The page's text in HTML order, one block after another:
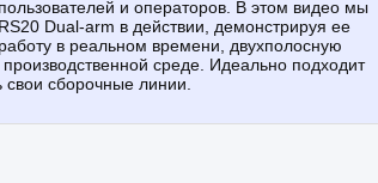
и операторов. В этом видео мы
Dual-arm в действии, демонстрируя ее
в реальном времени, двухполосную
среде. Идеально подходит
сборочные линии.